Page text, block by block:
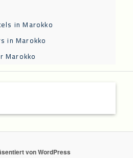
in Marokko
in Marokko
Marokko
von WordPress